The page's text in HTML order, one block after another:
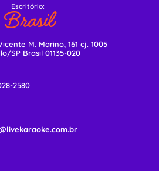
Escritório:
Brasil
M. Marino, 161 cj. 1005
SP Brasil 01135-020
2580